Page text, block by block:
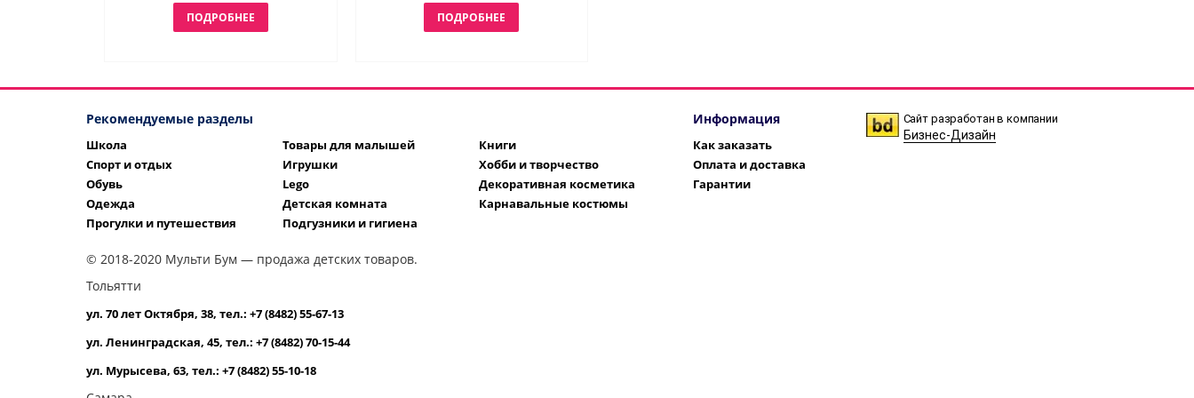
ПОДРОБНЕЕ ПОДРОБНЕЕ
Рекомендуемые разделы Информация Сайт разработан в компании
Бизнес-Дизайн
Школа
Спорт и отдых
Обувь
Одежда
Прогулки и путешествия
Товары для малышей
Игрушки
Lego
Детская комната
Подгузники и гигиена
Книги
Хобби и творчество
Декоративная косметика
Карнавальные костюмы
Как заказать
Оплата и доставка
Гарантии
© 2018-2020 Мульти Бум — продажа детских товаров.
Тольятти
ул. 70 лет Октября, 38, тел.: +7 (8482) 55-67-13
ул. Ленинградская, 45, тел.: +7 (8482) 70-15-44
ул. Мурысева, 63, тел.: +7 (8482) 55-10-18